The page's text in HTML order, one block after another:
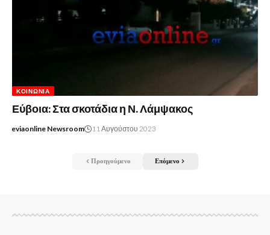
ΚΟΙΝΩΝΊΑ
Εύβοια: Στα σκοτάδια η Ν. Λάμψακος
eviaonline Newsroom 11 Αυγούστου 2023
Προηγούμενο Επόμενο